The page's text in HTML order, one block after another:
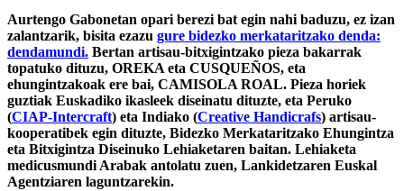
Aurtengo Gabonetan opari berezi bat egin nahi baduzu, ez izan
zalantzarik, bisita ezazu gure bidezko merkataritzako denda:
dendamundi. Bertan artisau-bitxigintzako pieza bakarrak
topatuko dituzu, OREKA eta CUSQUEÑOS, eta
ehungintzakoak ere bai, CAMISOLA ROAL. Pieza horiek
guztiak Euskadiko ikasleek diseinatu dituzte, eta Peruko
(CIAP-Intercraft) eta Indiako (Creative Handicrafs) artisau-
kooperatibek egin dituzte, Bidezko Merkataritzako Ehungintza
eta Bitxigintza Diseinuko Lehiaketaren baitan. Lehiaketa
medicusmundi Arabak antolatu zuen, Lankidetzaren Euskal
Agentziaren laguntzarekin.